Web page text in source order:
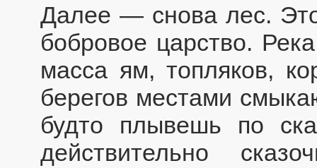
Далее — снова лес.
бобровое царство.
масса ям, топляков,
берегов местами
будто плывешь по
действительно